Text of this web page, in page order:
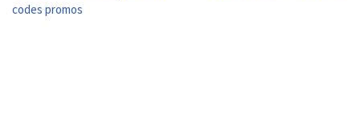
codes promos